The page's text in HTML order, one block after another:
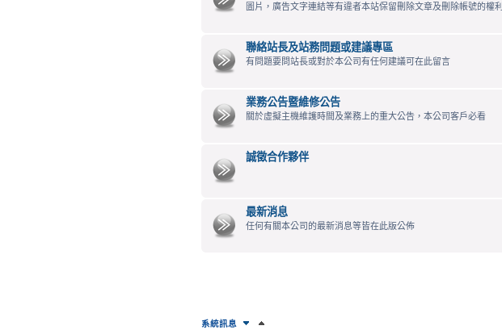
圖片，廣告文字連結等有違者本站保留刪除文章及刪除帳號的權利
聯絡站長及站務問題或建議專區
有問題要問站長或對於本公司有任何建議可在此留言
業務公告暨維修公告
關於虛擬主機維護時間及業務上的重大公告，本公司客戶必看
誠徵合作夥伴
最新消息
任何有關本公司的最新消息等皆在此版公佈
系統訊息